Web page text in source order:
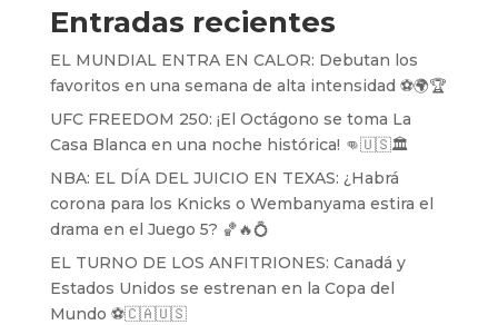
Entradas recientes
EL MUNDIAL ENTRA EN CALOR: Debutan los
favoritos en una semana de alta intensidad ⚽️🌍🏆
UFC FREEDOM 250: ¡El Octágono se toma La
Casa Blanca en una noche histórica! 👊🇺🇸🏛️
NBA: EL DÍA DEL JUICIO EN TEXAS: ¿Habrá
corona para los Knicks o Wembanyama estira el
drama en el Juego 5? 🏀🔥💍
EL TURNO DE LOS ANFITRIONES: Canadá y
Estados Unidos se estrenan en la Copa del
Mundo ⚽️🇨🇦🇺🇸